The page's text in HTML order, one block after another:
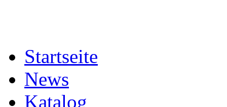
Startseite
News
Katalog